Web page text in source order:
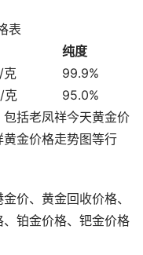
表
纯度
克
99.9%
克
95.0%
括老凤祥今天黄金价
金价格走势图等行
价、黄金回收价格、
铂金价格、钯金价格